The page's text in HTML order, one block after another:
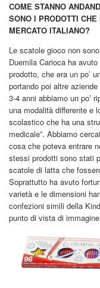
COME STANNO
SONO I PRODOTTI
MERCATO ITALIANO?
Le scatole gioco non
Duemila Carioca ha
prodotto, che era un po’
portando poi altre
3-4 anni abbiamo un po’
una modalità differente e
scolastico che ha una
medicale”. Abbiamo
cosa che poteva entrare
stessi prodotti sono stati
scatole di latta che
Soprattutto ha avuto
varietà e le dimensioni
confezioni simili della
punto di vista di